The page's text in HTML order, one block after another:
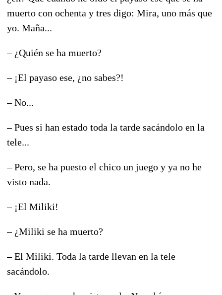
muerto con ochenta y tres digo: Mira, uno más que
yo. Maña...
– ¿Quién se ha muerto?
– ¡El payaso ese, ¿no sabes?!
– No...
– Pues si han estado toda la tarde sacándolo en la
tele...
– Pero, se ha puesto el chico un juego y ya no he
visto nada.
– ¡El Miliki!
– ¿Miliki se ha muerto?
– El Miliki. Toda la tarde llevan en la tele
sacándolo.